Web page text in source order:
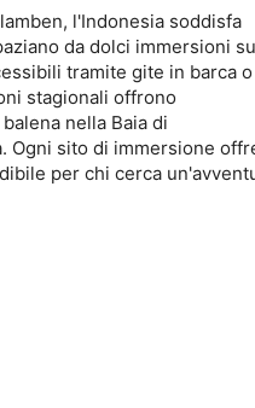
l'Indonesia soddisfa
da dolci immersioni
tramite gite in barca o
stagionali offrono
nella Baia di
Ogni sito di immersione
per chi cerca